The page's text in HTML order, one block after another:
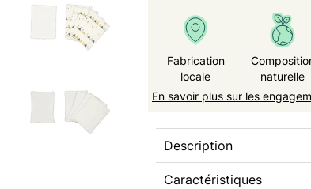
Fabrication
locale
naturelle
En savoir plus sur les
Description
Caractéristiques